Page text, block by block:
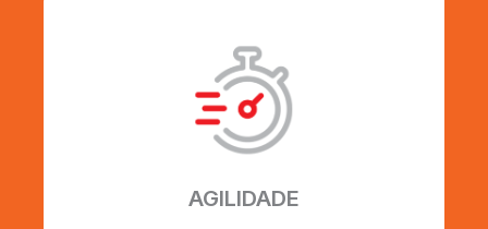
AGILIDADE
AGILIDADE
Nossos processos são
desenvolvidos para otimizar o
flexibilidade, qualidade e habilidade.